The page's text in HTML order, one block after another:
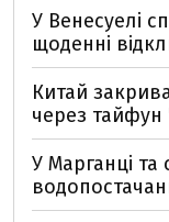
У Венесуелі
щоденні
Китай
через тайфун
У Марганці та